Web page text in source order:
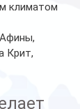
климатом
Крит,